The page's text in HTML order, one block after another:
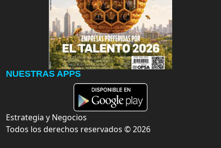
NUESTRAS APPS
Estrategia y Negocios
Todos los derechos reservados ©2026